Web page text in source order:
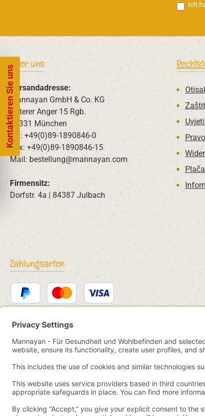
Ich
Über uns
Versandadresse:
Mannayan GmbH & Co. KG
Unterer Anger 15 Rgb.
80331 München
Tel: +49(0)89-1890846-0
Fax: +49(0)89-1890846-15
Mail: bestellung@mannayan.com
Firmensitz:
Dorfstr. 4a | 84387 Julbach
Zahlungsarten
PayPal Kredit- oder Debitkarte
Bancontact SEPA Lastschrift
eps
iDEAL Przelewy24
Vorkasse Pay by YaBandPay
Kontaktieren Sie uns